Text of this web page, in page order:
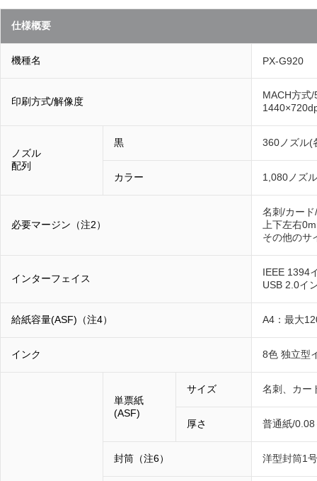
仕様概要
機種名 PX-G920
印刷方式/解像度
MACH方式
ノズル
配列
黒 360ノズル(
カラー 1,080ノズ
必要マージン（注2）
名刺/カー
上下左右
その他のサ
インターフェイス
IEEE 1394
USB 2.0イ
給紙容量(ASF)（注4） A4：最大
インク 8色 独立型
単票紙
(ASF)
サイズ 名刺、カー
厚さ 普通紙/
封筒（注6） 洋型封筒1